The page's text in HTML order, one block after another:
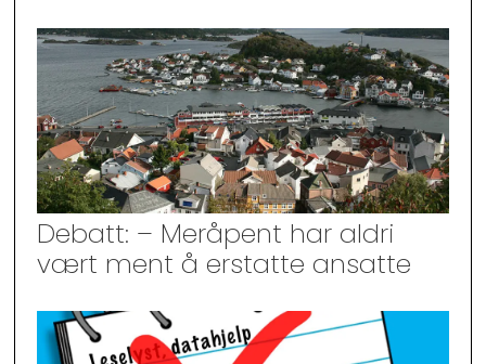
Debatt: – Meråpent har aldri
vært ment å erstatte ansatte